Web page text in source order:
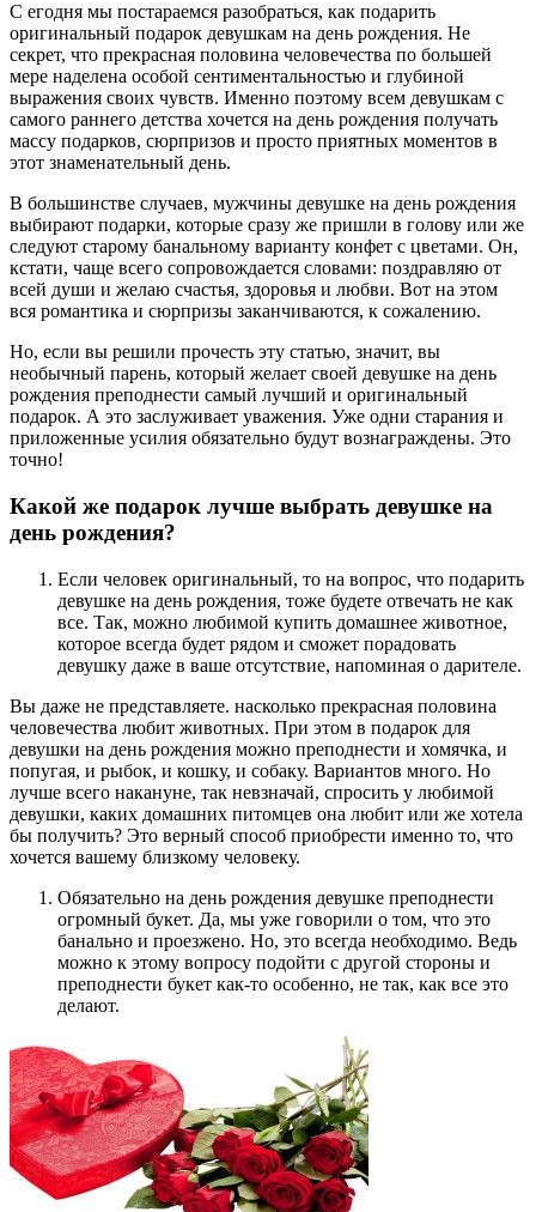
C егодня мы постараемся разобраться, как подарить
оригинальный подарок девушкам на день рождения. Не
секрет, что прекрасная половина человечества по большей
мере наделена особой сентиментальностью и глубиной
выражения своих чувств. Именно поэтому всем девушкам с
самого раннего детства хочется на день рождения получать
массу подарков, сюрпризов и просто приятных моментов в
этот знаменательный день.
В большинстве случаев, мужчины девушке на день рождения
выбирают подарки, которые сразу же пришли в голову или же
следуют старому банальному варианту конфет с цветами. Он,
кстати, чаще всего сопровождается словами: поздравляю от
всей души и желаю счастья, здоровья и любви. Вот на этом
вся романтика и сюрпризы заканчиваются, к сожалению.
Но, если вы решили прочесть эту статью, значит, вы
необычный парень, который желает своей девушке на день
рождения преподнести самый лучший и оригинальный
подарок. А это заслуживает уважения. Уже одни старания и
приложенные усилия обязательно будут вознаграждены. Это
точно!
Какой же подарок лучше выбрать девушке на
день рождения?
Если человек оригинальный, то на вопрос, что подарить
девушке на день рождения, тоже будете отвечать не как
все. Так, можно любимой купить домашнее животное,
которое всегда будет рядом и сможет порадовать
девушку даже в ваше отсутствие, напоминая о дарителе.
Вы даже не представляете. насколько прекрасная половина
человечества любит животных. При этом в подарок для
девушки на день рождения можно преподнести и хомячка, и
попугая, и рыбок, и кошку, и собаку. Вариантов много. Но
лучше всего накануне, так невзначай, спросить у любимой
девушки, каких домашних питомцев она любит или же хотела
бы получить? Это верный способ приобрести именно то, что
хочется вашему близкому человеку.
Обязательно на день рождения девушке преподнести
огромный букет. Да, мы уже говорили о том, что это
банально и проезжено. Но, это всегда необходимо. Ведь
можно к этому вопросу подойти с другой стороны и
преподнести букет как-то особенно, не так, как все это
делают.